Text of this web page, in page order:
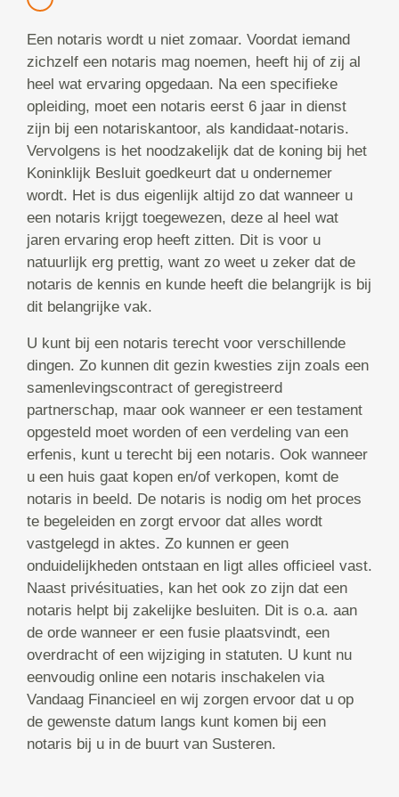
Een notaris wordt u niet zomaar. Voordat iemand
zichzelf een notaris mag noemen, heeft hij of zij al
heel wat ervaring opgedaan. Na een specifieke
opleiding, moet een notaris eerst 6 jaar in dienst
zijn bij een notariskantoor, als kandidaat-notaris.
Vervolgens is het noodzakelijk dat de koning bij het
Koninklijk Besluit goedkeurt dat u ondernemer
wordt. Het is dus eigenlijk altijd zo dat wanneer u
een notaris krijgt toegewezen, deze al heel wat
jaren ervaring erop heeft zitten. Dit is voor u
natuurlijk erg prettig, want zo weet u zeker dat de
notaris de kennis en kunde heeft die belangrijk is bij
dit belangrijke vak.
U kunt bij een notaris terecht voor verschillende
dingen. Zo kunnen dit gezin kwesties zijn zoals een
samenlevingscontract of geregistreerd
partnerschap, maar ook wanneer er een testament
opgesteld moet worden of een verdeling van een
erfenis, kunt u terecht bij een notaris. Ook wanneer
u een huis gaat kopen en/of verkopen, komt de
notaris in beeld. De notaris is nodig om het proces
te begeleiden en zorgt ervoor dat alles wordt
vastgelegd in aktes. Zo kunnen er geen
onduidelijkheden ontstaan en ligt alles officieel vast.
Naast privésituaties, kan het ook zo zijn dat een
notaris helpt bij zakelijke besluiten. Dit is o.a. aan
de orde wanneer er een fusie plaatsvindt, een
overdracht of een wijziging in statuten. U kunt nu
eenvoudig online een notaris inschakelen via
Vandaag Financieel en wij zorgen ervoor dat u op
de gewenste datum langs kunt komen bij een
notaris bij u in de buurt van Susteren.